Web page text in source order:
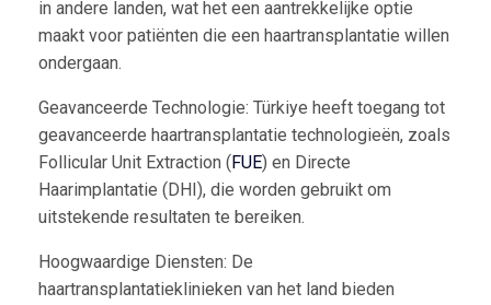
in andere landen, wat het een aantrekkelijke optie
maakt voor patiënten die een haartransplantatie willen
ondergaan.
Geavanceerde Technologie: Türkiye heeft toegang tot
geavanceerde haartransplantatie technologieën, zoals
Follicular Unit Extraction ( FUE) en Directe
Haarimplantatie (DHI), die worden gebruikt om
uitstekende resultaten te bereiken.
Hoogwaardige Diensten: De
haartransplantatieklinieken van het land bieden